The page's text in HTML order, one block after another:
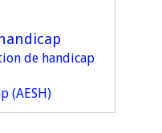
de handicap
(AESH)